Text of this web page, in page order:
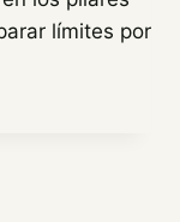
límites por